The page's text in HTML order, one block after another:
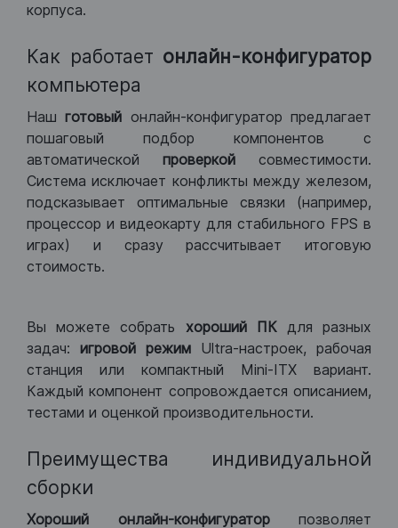
корпуса.
Как работает онлайн-конфигуратор
компьютера
Нашготовый онлайн-конфигуратор предлагает
пошаговый подбор компонентов с
автоматической проверкой совместимости.
Система исключает конфликты между железом,
подсказывает оптимальные связки (например,
процессор и видеокарту для стабильного FPS в
играх) и сразу рассчитывает итоговую
стоимость.
Вы можете собрать хороший ПКдля разных
задач: игровой режим Ultra-настроек, рабочая
станция или компактный Mini-ITX вариант.
Каждый компонент сопровождается описанием,
тестами и оценкой производительности.
Преимущества индивидуальной
сборки
Хороший онлайн-конфигураторпозволяет